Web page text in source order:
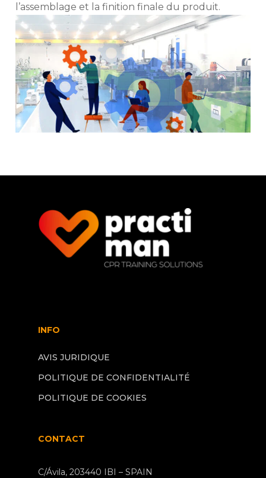
l’assemblage et la finition finale du produit.
INFO
AVIS JURIDIQUE
POLITIQUE DE CONFIDENTIALITÉ
POLITIQUE DE COOKIES
CONTACT
C/Ávila, 203440 IBI – SPAIN